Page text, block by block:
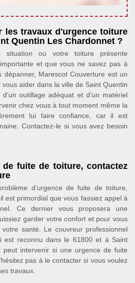
les travaux d'urgence toiture
Quentin Les Chardonnet ?
ou votre toiture présente
et que vous ne savez pas à
Marescot Couverture est un
aider dans la ville de Saint Quentin
outillage adéquat et d’un matériel
chez vous à tout moment même la
lui faire confiance, car il est
Contactez-le si vous avez besoin
fuite de toiture, contactez
d’urgence de fuite de toiture,
est primordial que vous fassiez appel à
Ce dernier vous proposera une
garder votre confort et pour vous
santé. Le couvreur professionnel
est reconnu dans le 61800 et à Saint
peut intervenir si une urgence de fuite
pas à le contacter si vous voulez
travaux.